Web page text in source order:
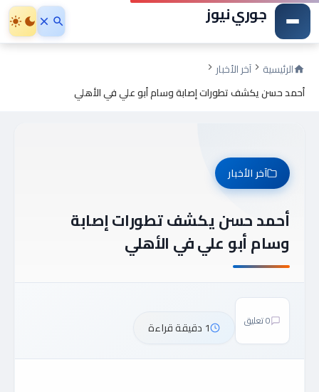
جوري نيوز
الرئيسية
آخر الأخبار
أحمد حسن يكشف تطورات إصابة وسام أبو علي في الأهلي
آخر الأخبار
أحمد حسن يكشف تطورات إصابة
وسام أبو علي في الأهلي
0 تعليق 1 دقيقة قراءة